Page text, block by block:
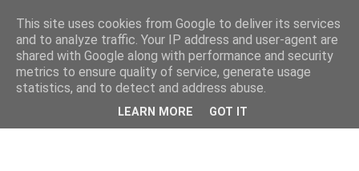
This site uses cookies from Google to deliver its services
and to analyze traffic. Your IP address and user-agent are
shared with Google along with performance and security
metrics to ensure quality of service, generate usage
statistics, and to detect and address abuse.
LEARN MORE GOT IT